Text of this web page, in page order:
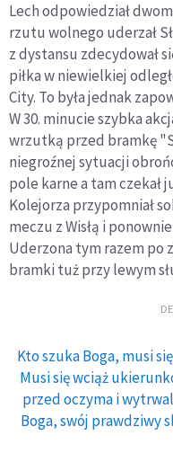
Lech odpowiedział
rzutu wolnego uderzał
z dystansu zdecydował
piłka w niewielkiej
City. To była jednak
W 30. minucie szybka
wrzutką przed bramkę
niegroźnej sytuacji
pole karne a tam czekał
Kolejorza przypomniał
meczu z Wisłą i
Uderzona tym razem po
bramki tuż przy lewym
Kto szuka Boga, musi
Musi się wciąż
przed oczyma i
Boga, swój prawdziwy